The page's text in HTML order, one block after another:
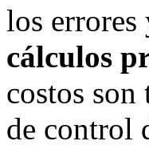
los errores
cálculos
costos son
de control